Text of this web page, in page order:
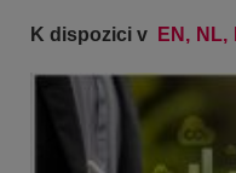
K dispozici v EN NL